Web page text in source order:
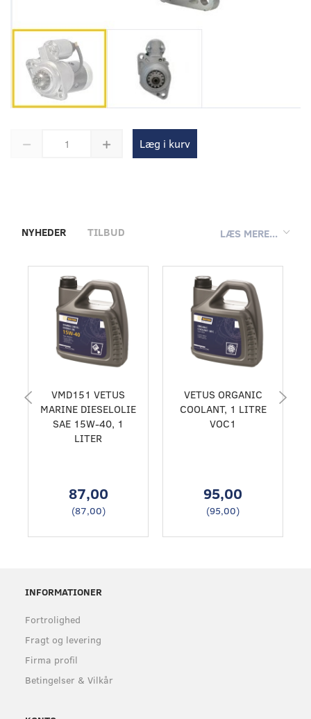
Læg i kurv
LÆS MERE...
NYHEDER TILBUD
VMD151 VETUS
MARINE DIESELOLIE
SAE 15W-40, 1
LITER
87,00
(87,00)
VETUS ORGANIC
COOLANT, 1 LITRE
VOC1
95,00
(95,00)
INFORMATIONER
Fortrolighed
Fragt og levering
Firma profil
Betingelser & Vilkår